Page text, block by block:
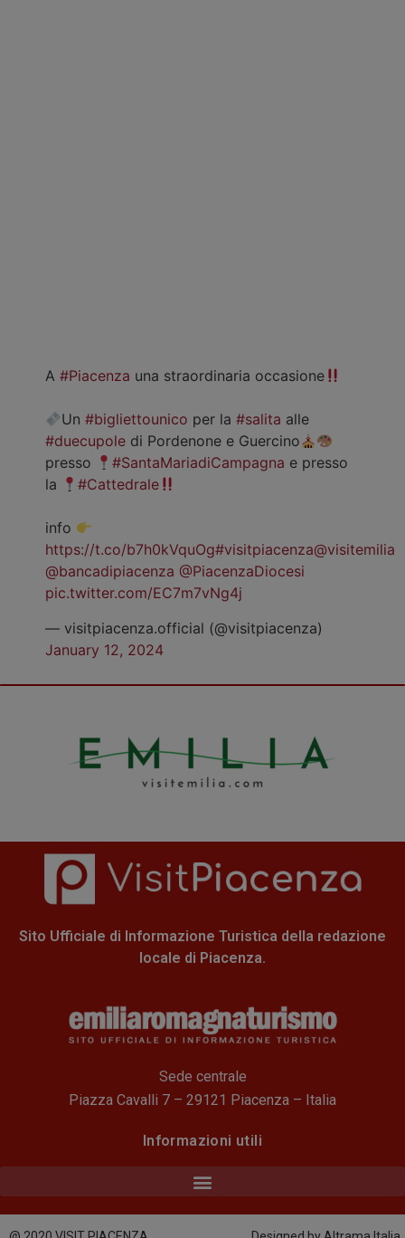
A #Piacenza una straordinaria occasione
Un#bigliettounico per la#salita alle
#duecupole di Pordenone e Guercino
presso
#SantaMariadiCampagna e presso
la
#Cattedrale
info
https://t.co/b7h0kVquOg#visitpiacenza@visitemilia
@bancadipiacenza @PiacenzaDiocesi
pic.twitter.com/EC7m7vNg4j
— visitpiacenza.official (@visitpiacenza)
January 12, 2024
Sito Ufficiale di Informazione Turistica della redazione
locale di Piacenza.
Sede centrale
Piazza Cavalli 7 – 29121 Piacenza – Italia
Informazioni utili